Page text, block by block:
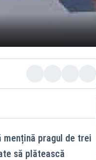
mențină pragul de trei
să plătească